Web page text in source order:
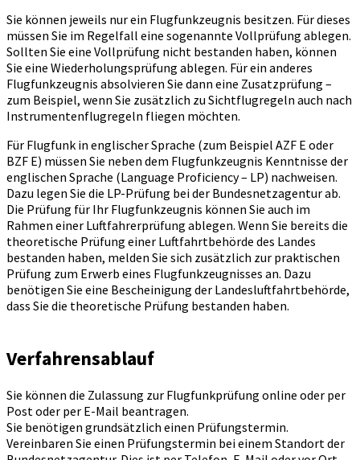
Sie können jeweils nur ein Flugfunkzeugnis besitzen. Für dieses
müssen Sie im Regelfall eine sogenannte Vollprüfung ablegen.
Sollten Sie eine Vollprüfung nicht bestanden haben, können
Sie eine Wiederholungsprüfung ablegen. Für ein anderes
Flugfunkzeugnis absolvieren Sie dann eine Zusatzprüfung –
zum Beispiel, wenn Sie zusätzlich zu Sichtflugregeln auch nach
Instrumentenflugregeln fliegen möchten.
Für Flugfunk in englischer Sprache (zum Beispiel AZF E oder
BZF E) müssen Sie neben dem Flugfunkzeugnis Kenntnisse der
englischen Sprache (Language Proficiency – LP) nachweisen.
Dazu legen Sie die LP-Prüfung bei der Bundesnetzagentur ab.
Die Prüfung für Ihr Flugfunkzeugnis können Sie auch im
Rahmen einer Luftfahrerprüfung ablegen. Wenn Sie bereits die
theoretische Prüfung einer Luftfahrtbehörde des Landes
bestanden haben, melden Sie sich zusätzlich zur praktischen
Prüfung zum Erwerb eines Flugfunkzeugnisses an. Dazu
benötigen Sie eine Bescheinigung der Landesluftfahrtbehörde,
dass Sie die theoretische Prüfung bestanden haben.
Verfahrensablauf
Sie können die Zulassung zur Flugfunkprüfung online oder per
Post oder per E-Mail beantragen.
Sie benötigen grundsätzlich einen Prüfungstermin.
Vereinbaren Sie einen Prüfungstermin bei einem Standort der